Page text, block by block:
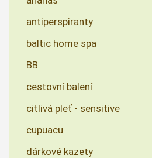
antiperspiranty
baltic home spa
BB
cestovní balení
citlivá pleť - sensitive
cupuacu
dárkové kazety